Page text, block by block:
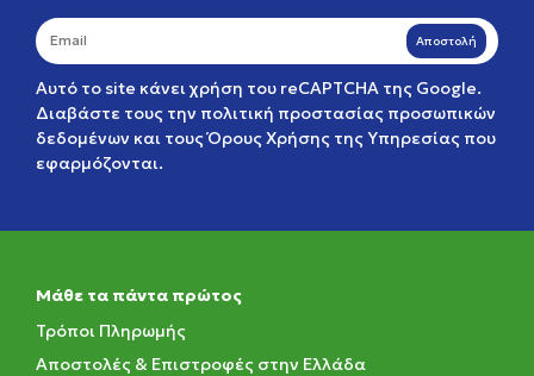
Αποστολή
Αυτό το site κάνει χρήση του reCAPTCHA της Google.
Διαβάστε τους την πολιτική προστασίας προσωπικών
δεδομένων και τουςΌρους Χρήσης της Υπηρεσίας που
εφαρμόζονται.
Μάθε τα πάντα πρώτος
Τρόποι Πληρωμής
Αποστολές & Επιστροφές στην Ελλάδα